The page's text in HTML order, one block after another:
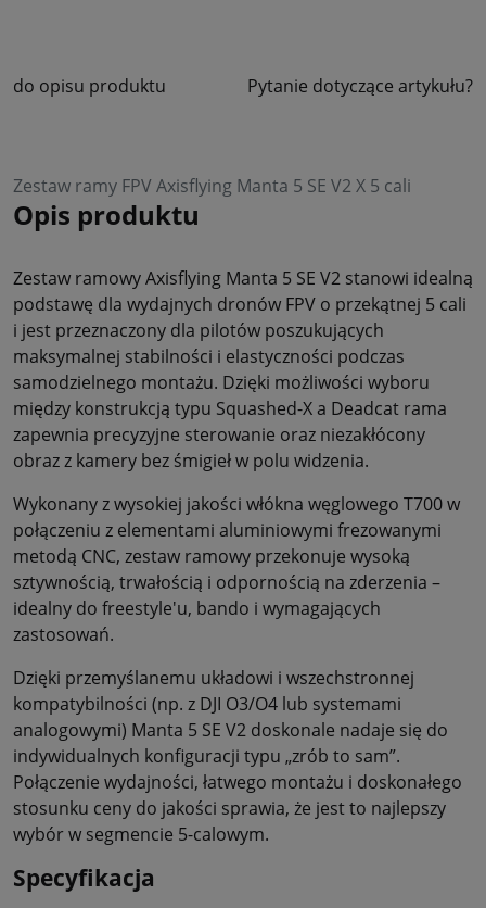
do opisu produktu Pytanie dotyczące artykułu?
Zestaw ramy FPV Axisflying Manta 5 SE V2 X 5 cali
Opis produktu
Zestaw ramowy Axisflying Manta 5 SE V2 stanowi idealną
podstawę dla wydajnych dronów FPV o przekątnej 5 cali
i jest przeznaczony dla pilotów poszukujących
maksymalnej stabilności i elastyczności podczas
samodzielnego montażu. Dzięki możliwości wyboru
między konstrukcją typu Squashed-X a Deadcat rama
zapewnia precyzyjne sterowanie oraz niezakłócony
obraz z kamery bez śmigieł w polu widzenia.
Wykonany z wysokiej jakości włókna węglowego T700 w
połączeniu z elementami aluminiowymi frezowanymi
metodą CNC, zestaw ramowy przekonuje wysoką
sztywnością, trwałością i odpornością na zderzenia –
idealny do freestyle'u, bando i wymagających
zastosowań.
Dzięki przemyślanemu układowi i wszechstronnej
kompatybilności (np. z DJI O3/O4 lub systemami
analogowymi) Manta 5 SE V2 doskonale nadaje się do
indywidualnych konfiguracji typu „zrób to sam”.
Połączenie wydajności, łatwego montażu i doskonałego
stosunku ceny do jakości sprawia, że jest to najlepszy
wybór w segmencie 5-calowym.
Specyfikacja